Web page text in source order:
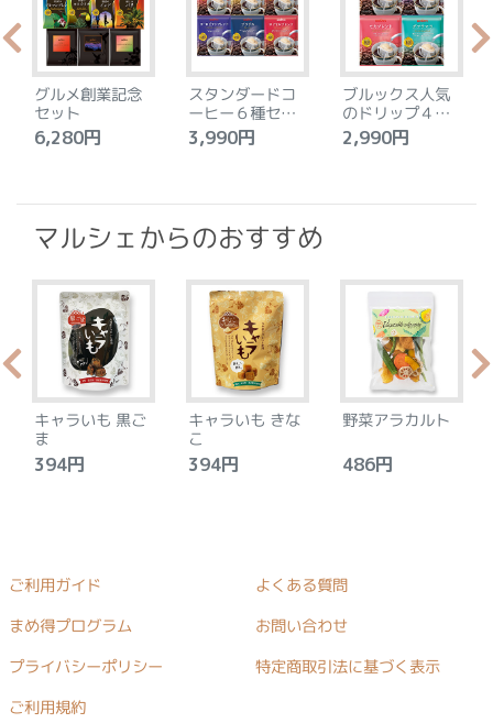
グルメ創業記念
セット
6,280円
スタンダードコ
ーヒー６種セッ
ト
3,990円
ブルックス人気
のドリップ４種
セット
2,990円
マルシェからのおすすめ
キャラいも 黒ご
ま
394円
キャラいも きな
こ
394円
野菜アラカルト
486円
ご利用ガイド よくある質問
まめ得プログラム お問い合わせ
プライバシーポリシー 特定商取引法に基づく表示
ご利用規約